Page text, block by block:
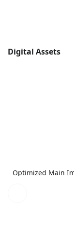
Digital Assets
Optimized Main